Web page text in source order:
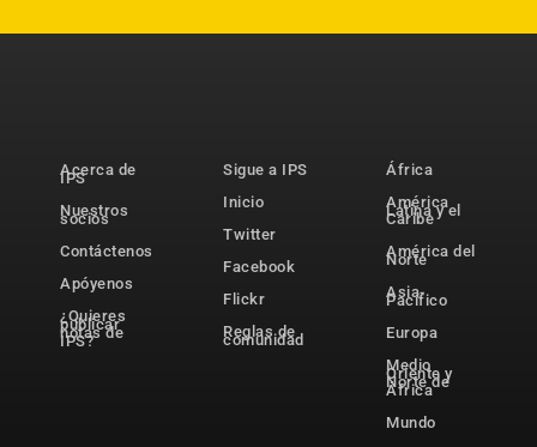
Acerca de
IPS
Nuestros
socios
Contáctenos
Apóyenos
¿Quieres
publicar
notas de
IPS?
Sigue a IPS
Inicio
Twitter
Facebook
Flickr
Reglas de
comunidad
África
América
Latina y el
Caribe
América del
Norte
Asia-
Pacífico
Europa
Medio
Oriente y
Norte de
África
Mundo